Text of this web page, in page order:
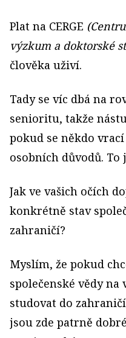
Plat na CERGE
výzkum a doktorské
člověka uživí.
Tady se víc dbá na
senioritu, takže
pokud se někdo
osobních důvodů.
Jak ve vašich očích
konkrétně stav
zahraničí?
Myslím, že pokud
společenské vědy
studovat do
jsou zde patrně